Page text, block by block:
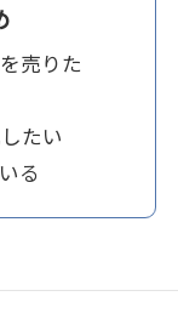
たい
る